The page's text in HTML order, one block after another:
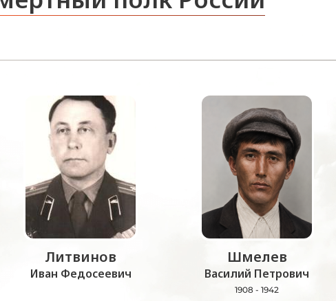
Литвинов
Иван Федосеевич
Шмелев
Василий Петрович
1908 - 1942